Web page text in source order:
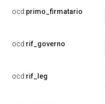
ocd:primo_firmatario
ocd:rif_governo
ocd:rif_leg